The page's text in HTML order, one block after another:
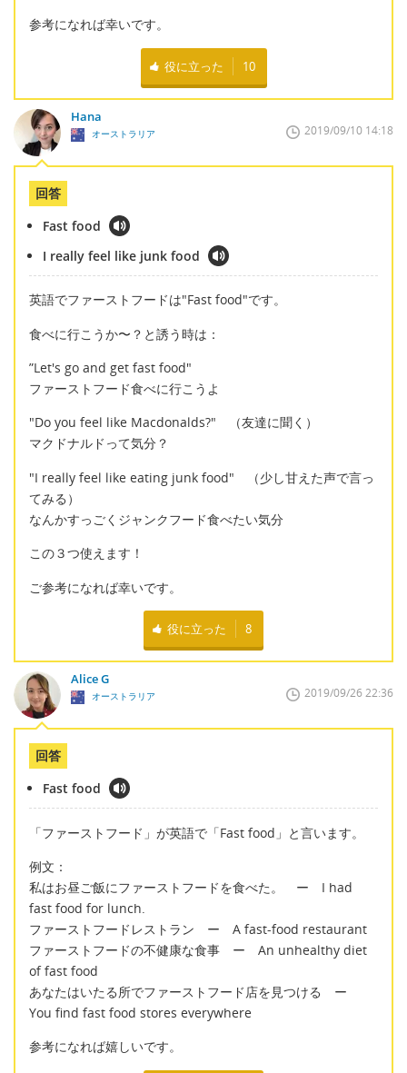
参考になれば幸いです。
役に立った 10
Hana
オーストラリア 2019/09/10 14:18
回答
Fast food
I really feel like junk food
英語でファーストフードは"Fast food"です。
食べに行こうか〜？と誘う時は：
”Let's go and get fast food"
ファーストフード食べに行こうよ
"Do you feel like Macdonalds?" （友達に聞く）
マクドナルドって気分？
"I really feel like eating junk food" （少し甘えた声で言っ
てみる）
なんかすっごくジャンクフード食べたい気分
この３つ使えます！
ご参考になれば幸いです。
役に立った 8
Alice G
オーストラリア 2019/09/26 22:36
回答
Fast food
「ファーストフード」が英語で「Fast food」と言います。
例文：
私はお昼ご飯にファーストフードを食べた。 ー I had
fast food for lunch.
ファーストフードレストラン ー A fast‐food restaurant
ファーストフードの不健康な食事 ー An unhealthy diet
of fast food
あなたはいたる所でファーストフード店を見つける ー
You find fast food stores everywhere
参考になれば嬉しいです。